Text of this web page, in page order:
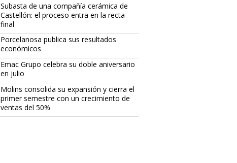
Subasta de una compañía cerámica de
Castellón: el proceso entra en la recta
final
Porcelanosa publica sus resultados
económicos
Emac Grupo celebra su doble aniversario
en julio
Molins consolida su expansión y cierra el
primer semestre con un crecimiento de
ventas del 50%